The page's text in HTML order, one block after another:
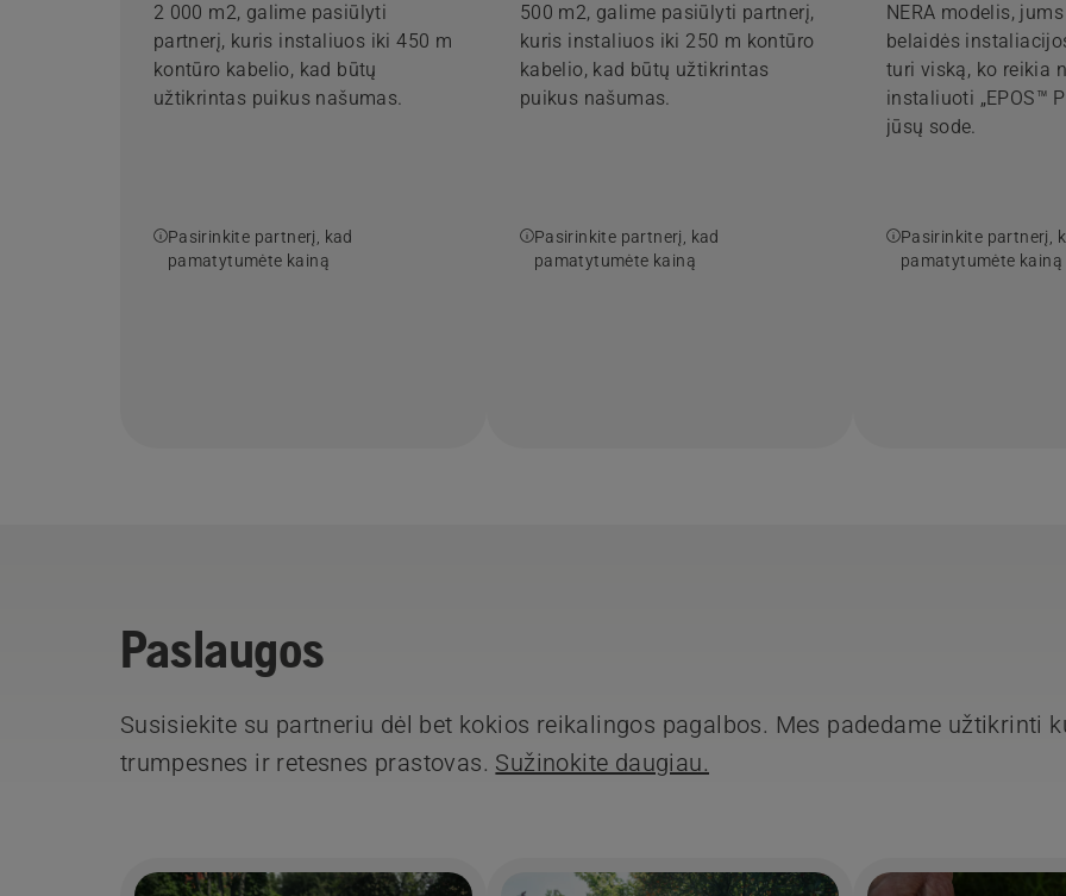
2 000 m2, galime pasiūlyti
partnerį, kuris instaliuos iki 450 m
kontūro kabelio, kad būtų
užtikrintas puikus našumas.
Pasirinkite partnerį, kad
pamatytumėte kainą
500 m2, galime pasiūlyti partnerį,
kuris instaliuos iki 250 m kontūro
kabelio, kad būtų užtikrintas
puikus našumas.
Pasirinkite partnerį, kad
pamatytumėte kainą
NERA modelis,
belaidės
turi viską, ko reikia
instaliuoti „EPOS™
jūsų sode.
Pasirinkite partnerį,
pamatytumėte kainą
Paslaugos
Susisiekite su partneriu dėl bet kokios reikalingos pagalbos. Mes padedame užtikrinti
trumpesnes ir retesnes prastovas. Sužinokite daugiau.